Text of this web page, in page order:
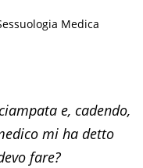
Medica
e, cadendo,
mi ha detto
fare?